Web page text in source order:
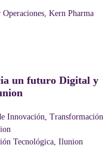
Kern Pharma
un futuro Digital y
Innovación, Transformación
Tecnológica, Ilunion